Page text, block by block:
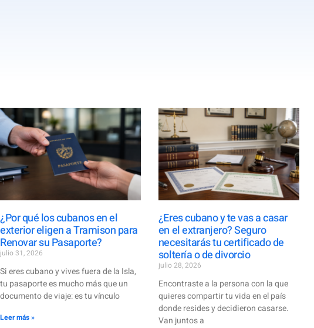
¿Por qué los cubanos en el
exterior eligen a Tramison para
Renovar su Pasaporte?
julio 31, 2026
Si eres cubano y vives fuera de la Isla,
tu pasaporte es mucho más que un
documento de viaje: es tu vínculo
Leer más »
¿Eres cubano y te vas a casar
en el extranjero? Seguro
necesitarás tu certificado de
soltería o de divorcio
julio 28, 2026
Encontraste a la persona con la que
quieres compartir tu vida en el país
donde resides y decidieron casarse.
Van juntos a